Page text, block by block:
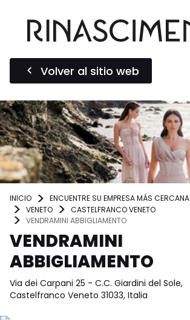
Volver al sitio web
INICIO ENCUENTRE SU EMPRESA MÁS CERCANA
VENETO
CASTELFRANCO VENETO
VENDRAMINI ABBIGLIAMENTO
VENDRAMINI
ABBIGLIAMENTO
Via dei Carpani 25 - C.C. Giardini del Sole,
Castelfranco Veneto 31033, Italia